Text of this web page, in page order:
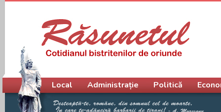
Meniu principal
Local Administrație Politică